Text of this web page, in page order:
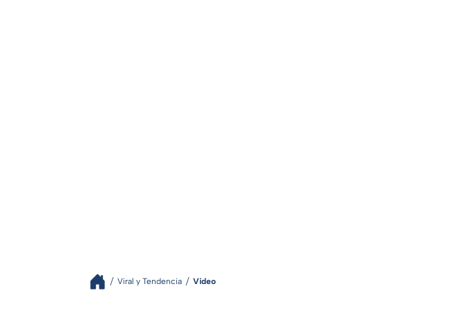
Viral y Tendencia Video